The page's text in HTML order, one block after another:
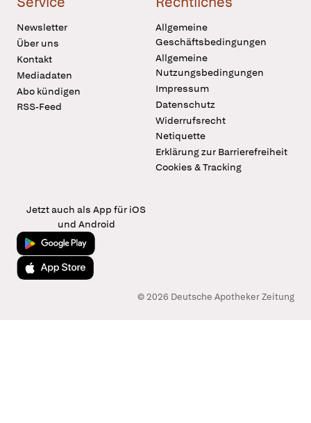
Newsletter
Über uns
Kontakt
Mediadaten
Abo kündigen
RSS-Feed
Allgemeine
Geschäftsbedingungen
Allgemeine
Nutzungsbedingungen
Impressum
Datenschutz
Widerrufsrecht
Netiquette
Erklärung zur Barrierefreiheit
Cookies & Tracking
Jetzt auch als App für iOS
und Android
Jetzt bei Google Play
Laden im App Store
© 2026 Deutsche Apotheker Zeitung